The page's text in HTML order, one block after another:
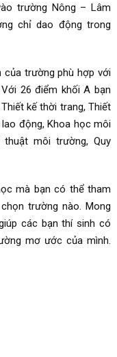
trường Nông – Lâm
chỉ dao động trong
của trường phù hợp với
26 điểm khối A bạn
kế thời trang, Thiết
động, Khoa học môi
môi trường, Quy
mà bạn có thể tham
trường nào. Mong
các bạn thí sinh có
mơ ước của mình.